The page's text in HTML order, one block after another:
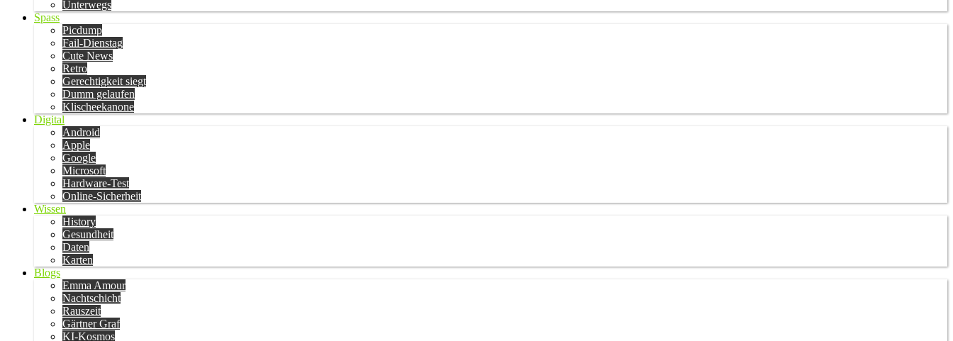
Unterwegs
Spass
Picdump
Fail-Dienstag
Cute News
Retro
Gerechtigkeit siegt
Dumm gelaufen
Klischeekanone
Digital
Android
Apple
Google
Microsoft
Hardware-Test
Online-Sicherheit
Wissen
History
Gesundheit
Daten
Karten
Blogs
Emma Amour
Nachtschicht
Rauszeit
Gärtner Graf
KI-Kosmos